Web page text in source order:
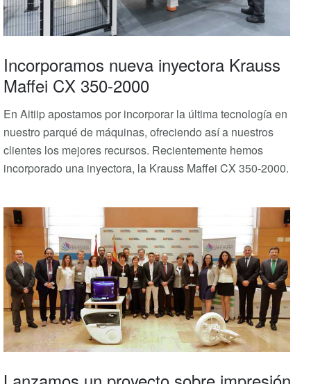
Incorporamos nueva inyectora Krauss
Maffei CX 350-2000
En Aitiip apostamos por incorporar la última tecnología en
nuestro parqué de máquinas, ofreciendo así a nuestros
clientes los mejores recursos. Recientemente hemos
incorporado una inyectora, la Krauss Maffei CX 350-2000.